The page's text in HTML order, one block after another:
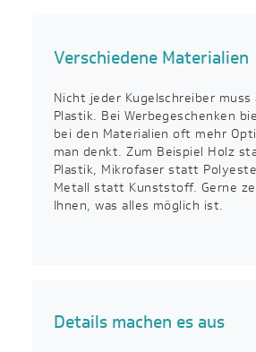
Verschiedene Materialien
Nicht jeder Kugelschreiber muss
Plastik. Bei Werbegeschenken
bei den Materialien oft mehr
man denkt. Zum Beispiel Holz
Plastik, Mikrofaser statt
Metall statt Kunststoff. Gerne
Ihnen, was alles möglich ist.
Details machen es aus